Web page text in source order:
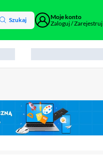
Szukaj
Moje konto
Zaloguj / Zarejestruj
aktualny element 1 z 2